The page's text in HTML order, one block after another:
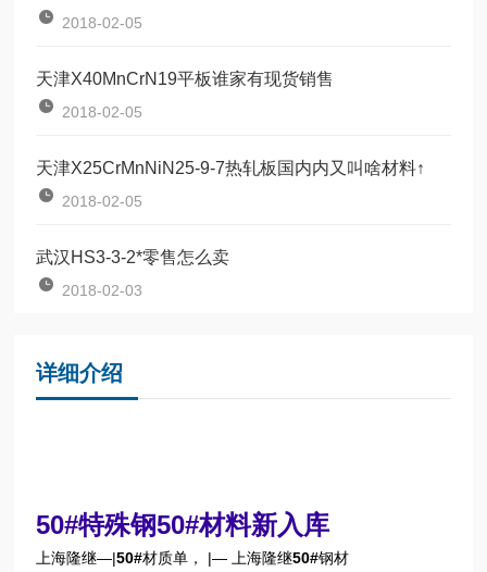
2018-02-05
天津X40MnCrN19平板谁家有现货销售
2018-02-05
天津X25CrMnNiN25-9-7热轧板国内内又叫啥材料↑
2018-02-05
武汉HS3-3-2*零售怎么卖
2018-02-03
详细介绍
50#特殊钢50#材料新入库
上海隆继—|50#材质单， |— 上海隆继50#钢材